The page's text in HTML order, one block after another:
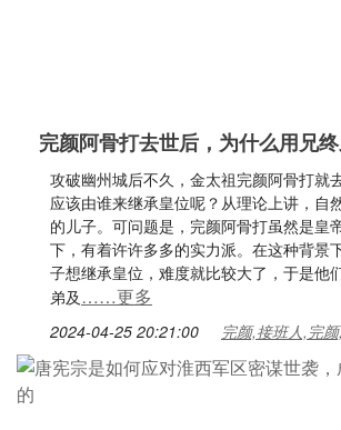
完颜阿骨打去世后，为什么用兄
攻破幽州城后不久，金太祖完颜阿骨打就
应该由谁来继承皇位呢？从理论上讲，自
的儿子。可问题是，完颜阿骨打虽然是皇
下，有着许许多多的实力派。在这种背景
子想继承皇位，难度就比较大了，于是他
弟及……更多
2024-04-25 20:21:00 完颜,接班人,完